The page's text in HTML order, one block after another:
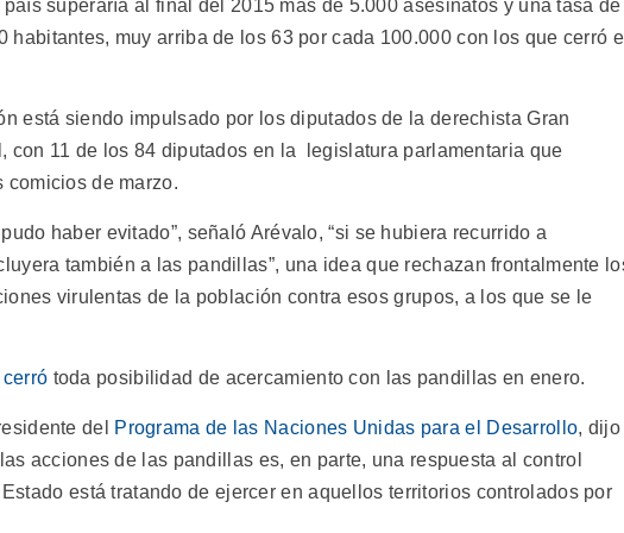
superaría al final del 2015 más de 5.000 asesinatos y una tasa de
habitantes, muy arriba de los 63 por cada 100.000 con los que cerró
está siendo impulsado por los diputados de la derechista Gran
con 11 de los 84 diputados en la legislatura parlamentaria que
comicios de marzo.
haber evitado”, señaló Arévalo, “si se hubiera recurrido a
también a las pandillas”, una idea que rechazan frontalmente
virulentas de la población contra esos grupos, a los que se le
cerró toda posibilidad de acercamiento con las pandillas en enero.
del Programa de las Naciones Unidas para el Desarrollo, dijo
acciones de las pandillas es, en parte, una respuesta al control
está tratando de ejercer en aquellos territorios controlados por